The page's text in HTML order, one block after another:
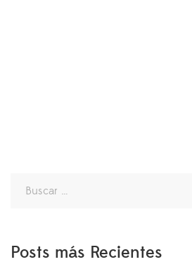
Posts más Recientes